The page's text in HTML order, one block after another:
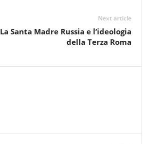
Next article
La Santa Madre Russia e l’ideologia
della Terza Roma